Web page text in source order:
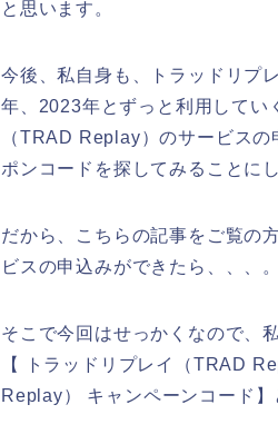
と思います。
今後、私自身も、トラッドリプ
年、2023年とずっと利用してい
（TRAD Replay）のサービス
ポンコードを探してみることに
だから、こちらの記事をご覧の
ビスの申込みができたら、、、
そこで今回はせっかくなので、
【 トラッドリプレイ（TRAD
Replay） キャンペーンコード